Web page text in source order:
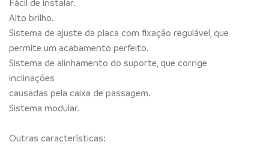
Fácil de instalar.
Alto brilho.
Sistema de ajuste da placa com fixação regulável, que
permite um acabamento perfeito.
Sistema de alinhamento do suporte, que corrige
inclinações
causadas pela caixa de passagem.
Sistema modular.
Outras características: